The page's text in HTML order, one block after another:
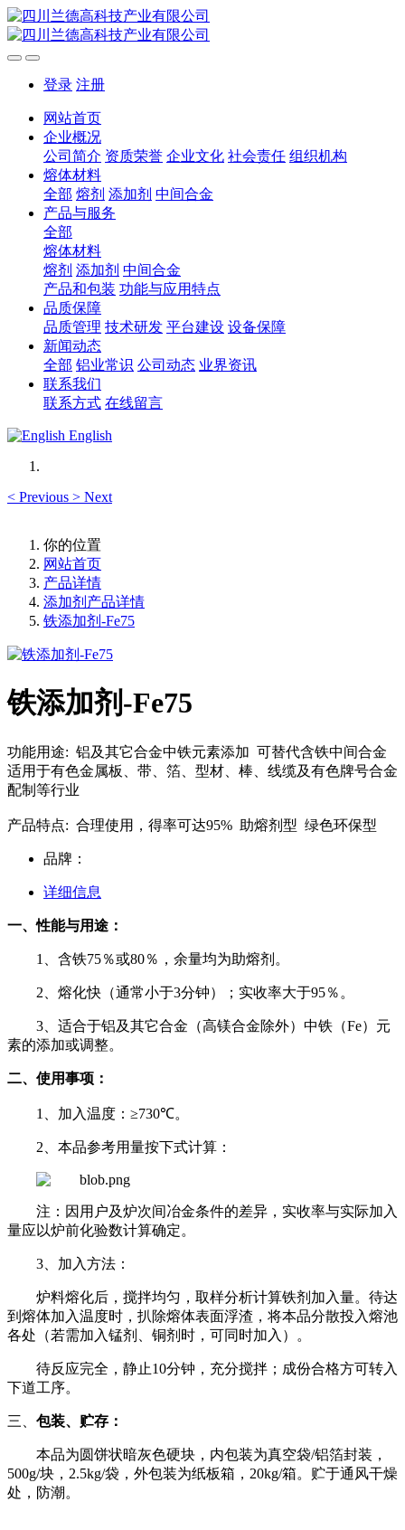
登录 注册
网站首页
企业概况
公司简介 资质荣誉 企业文化 社会责任 组织机构
熔体材料
全部 熔剂 添加剂 中间合金
产品与服务
全部
熔体材料
熔剂 添加剂 中间合金
产品和包装 功能与应用特点
品质保障
品质管理 技术研发 平台建设 设备保障
新闻动态
全部 铝业常识 公司动态 业界资讯
联系我们
联系方式 在线留言
English
< Previous > Next
你的位置
网站首页
产品详情
添加剂产品详情
铁添加剂-Fe75
铁添加剂-Fe75
功能用途: 铝及其它合金中铁元素添加 可替代含铁中间合金
适用于有色金属板、带、箔、型材、棒、线缆及有色牌号合金
配制等行业
产品特点: 合理使用，得率可达95% 助熔剂型 绿色环保型
品牌：
详细信息
一、性能与用途：
1 、含铁75％或80％，余量均为助熔剂。
2 、熔化快（通常小于3分钟）；实收率大于95％。
3 、适合于铝及其它合金（高镁合金除外）中铁（Fe）元
素的添加或调整。
二、使用事项：
1 、加入温度：≥730℃。
2 、本品参考用量按下式计算：
注：因用户及炉次间冶金条件的差异，实收率与实际加入
量应以炉前化验数计算确定。
3 、加入方法：
炉料熔化后，搅拌均匀，取样分析计算铁剂加入量。待达
到熔体加入温度时，扒除熔体表面浮渣，将本品分散投入熔池
各处（若需加入锰剂、铜剂时，可同时加入）。
待反应完全，静止10分钟，充分搅拌；成份合格方可转入
下道工序。
三、 包装、贮存：
本品为圆饼状暗灰色硬块，内包装为真空袋/铝箔封装，
500g/块， 2.5kg/袋，外包装为纸板箱， 20kg/箱。贮于通风干燥
处，防潮。